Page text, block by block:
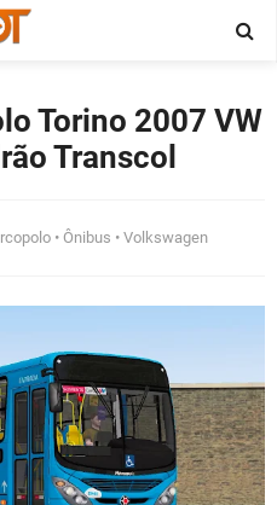
Torino 2007 VW
Transcol
• Ônibus • Volkswagen